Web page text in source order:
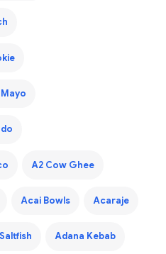
A2 Cow Ghee
Acai Bowls Acaraje
Adana Kebab